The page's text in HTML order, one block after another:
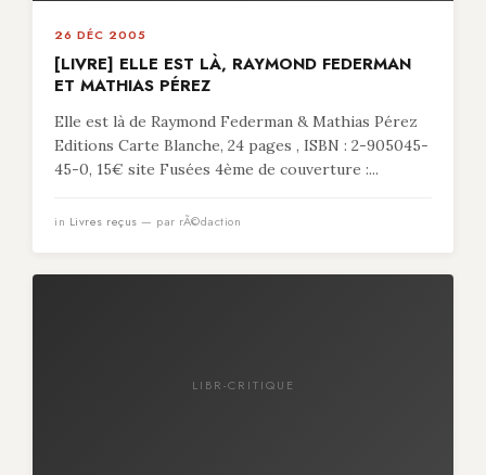
26 DÉC 2005
[LIVRE] ELLE EST LÀ, RAYMOND FEDERMAN
ET MATHIAS PÉREZ
Elle est là de Raymond Federman & Mathias Pérez
Editions Carte Blanche, 24 pages , ISBN : 2-905045-
45-0, 15€ site Fusées 4ème de couverture :...
in Livres reçus — par rÃ©daction
LIBR-CRITIQUE